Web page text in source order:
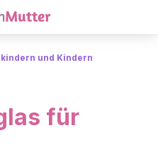
und Kindern
für